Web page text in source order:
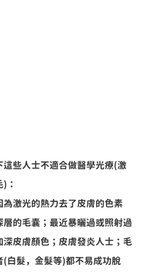
這些人士不適合做醫學光療(激
：
為激光的熱力去了皮膚的色素
層的毛囊；最近暴曬過或照射過
深皮膚顏色；皮膚發炎人士；毛
(白髮，金髮等)都不易成功脫